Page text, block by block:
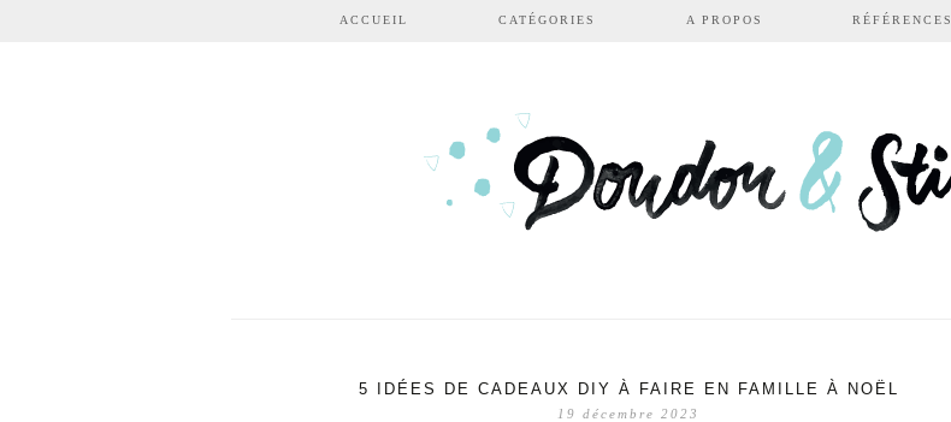
Aller au contenu principal
ACCUEIL CATÉGORIES A PROPOS RÉFÉRENCES
5 IDÉES DE CADEAUX DIY À FAIRE EN FAMILLE À NOËL
19 décembre 2023